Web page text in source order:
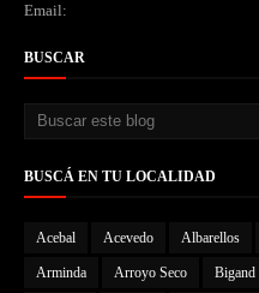
Email:
BUSCAR
BUSCÁ EN TU LOCALIDAD
Acebal Acevedo Albarellos
Arminda Arroyo Seco Bigand